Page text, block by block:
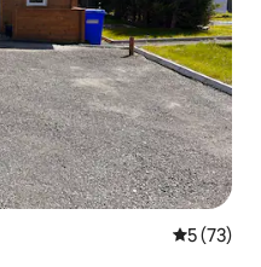
5 (73)